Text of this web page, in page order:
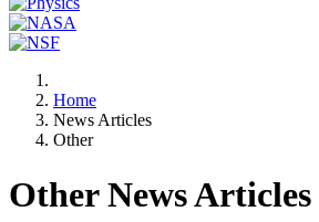
Home
News Articles
Other
Other News Articles